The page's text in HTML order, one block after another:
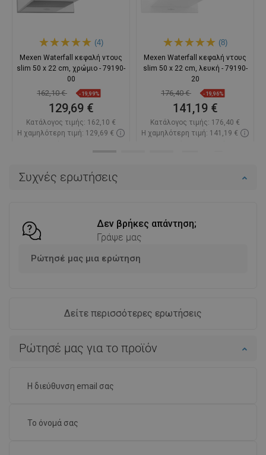
Συχνές ερωτήσεις
Δεν βρήκες απάντηση;
Γράψε μας
Ρώτησέ μας μια ερώτηση
Δείτε περισσότερες ερωτήσεις
Ρώτησέ μας για το προϊόν
(4)
Mexen Waterfall κεφαλή ντους
slim 50 x 22 cm, χρώμιο - 79190-
00
162,10 € -19,99%
129,69 €
Κατάλογος τιμής: 162,10 €
Η χαμηλότερη τιμή: 129,69 €
(8)
Mexen Waterfall κεφαλή ντους
slim 50 x 22 cm, λευκή - 79190-
20
176,40 € -19,96%
141,19 €
Κατάλογος τιμής: 176,40 €
Η χαμηλότερη τιμή: 141,19 €